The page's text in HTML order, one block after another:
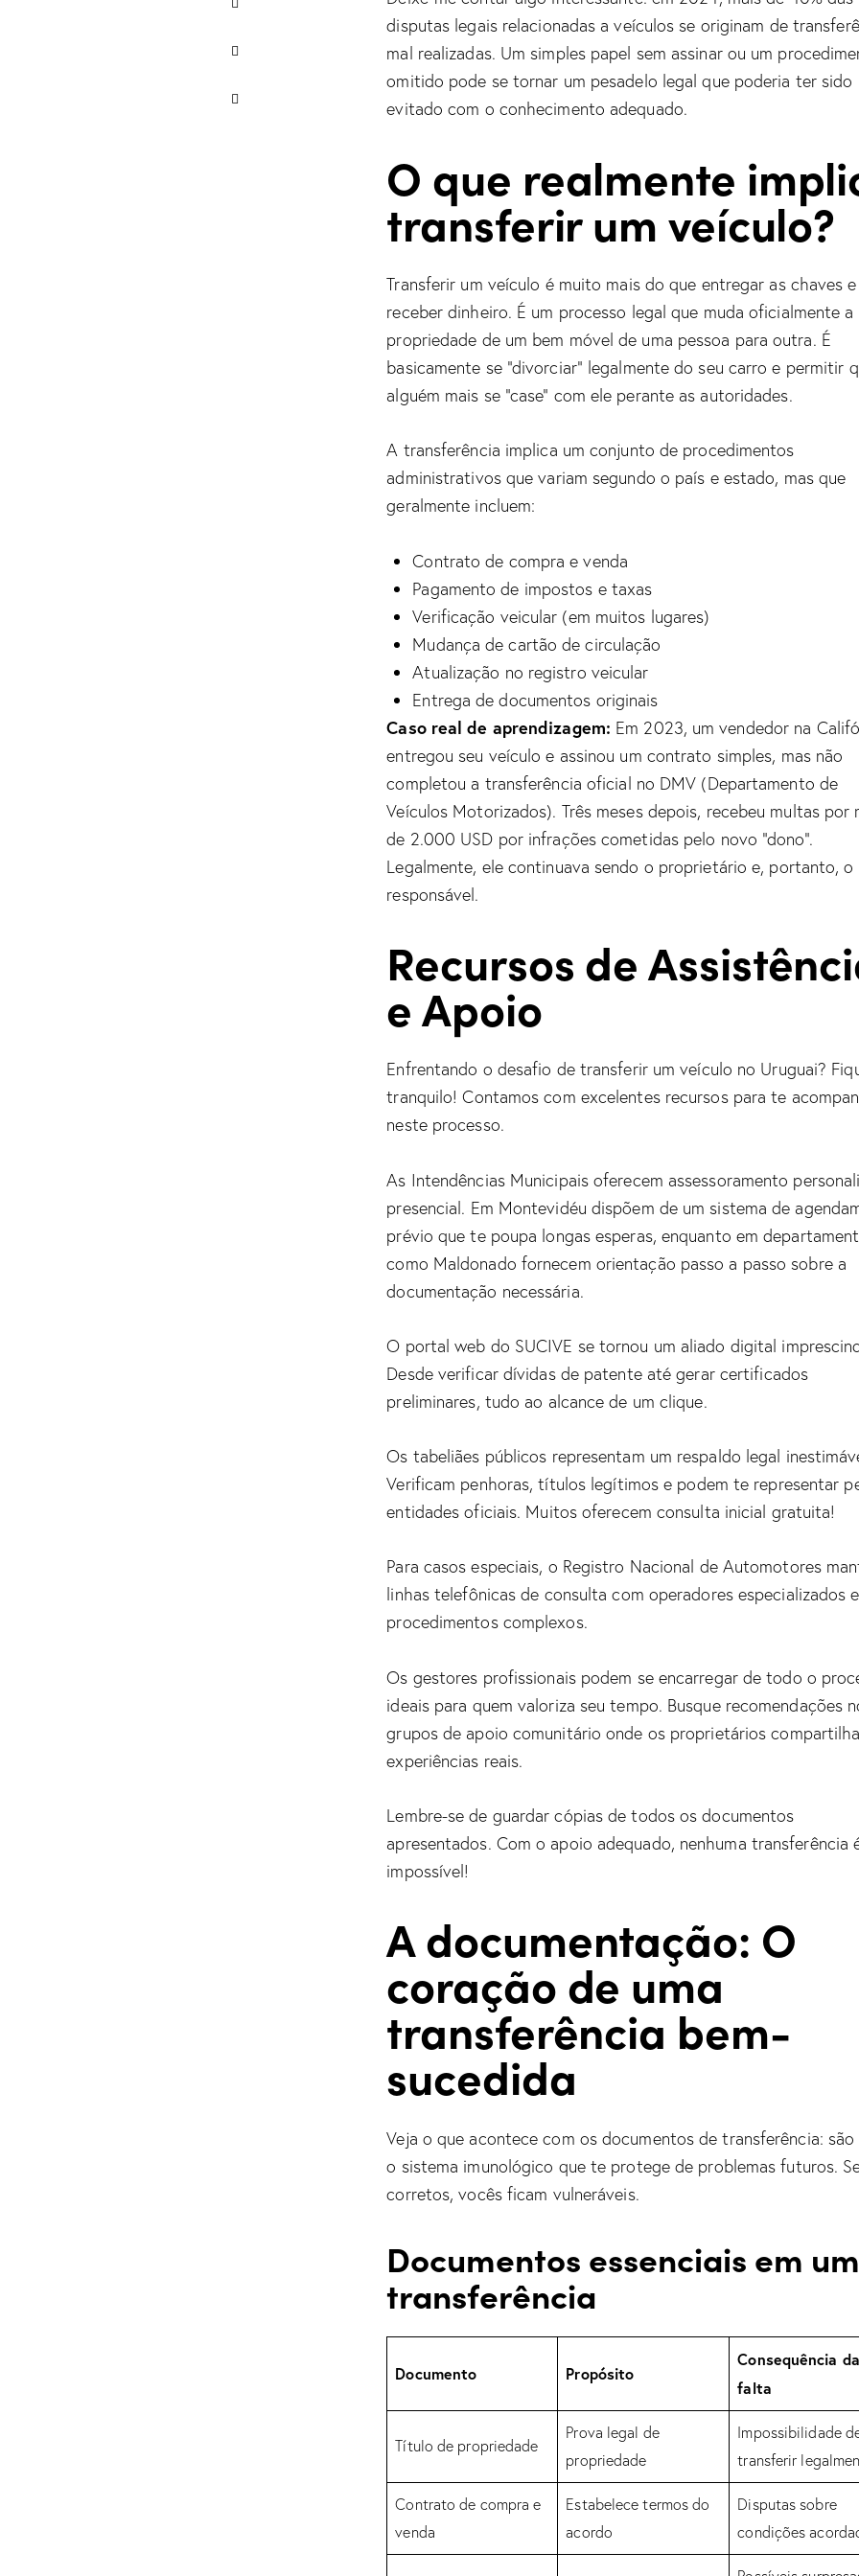
disputas legais relacionadas a veículos se originam de
mal realizadas. Um simples papel sem assinar ou um
omitido pode se tornar um pesadelo legal que poderia ter sido
evitado com o conhecimento adequado.
O que realmente
transferir um veículo?
Transferir um veículo é muito mais do que entregar as chaves e
receber dinheiro. É um processo legal que muda oficialmente a
propriedade de um bem móvel de uma pessoa para outra. É
basicamente se “divorciar” legalmente do seu carro e permitir
alguém mais se “case” com ele perante as autoridades.
A transferência implica um conjunto de procedimentos
administrativos que variam segundo o país e estado, mas que
geralmente incluem:
Contrato de compra e venda
Pagamento de impostos e taxas
Verificação veicular (em muitos lugares)
Mudança de cartão de circulação
Atualização no registro veicular
Entrega de documentos originais
Caso real de aprendizagem: Em 2023, um vendedor na
entregou seu veículo e assinou um contrato simples, mas não
completou a transferência oficial no DMV (Departamento de
Veículos Motorizados). Três meses depois, recebeu multas por
de 2.000 USD por infrações cometidas pelo novo “dono”.
Legalmente, ele continuava sendo o proprietário e, portanto, o
responsável.
Recursos de
e Apoio
Enfrentando o desafio de transferir um veículo no Uruguai?
tranquilo! Contamos com excelentes recursos para te
neste processo.
As Intendências Municipais oferecem assessoramento
presencial. Em Montevidéu dispõem de um sistema de
prévio que te poupa longas esperas, enquanto em
como Maldonado fornecem orientação passo a passo sobre a
documentação necessária.
O portal web do SUCIVE se tornou um aliado digital
Desde verificar dívidas de patente até gerar certificados
preliminares, tudo ao alcance de um clique.
Os tabeliães públicos representam um respaldo legal
Verificam penhoras, títulos legítimos e podem te representar
entidades oficiais. Muitos oferecem consulta inicial gratuita!
Para casos especiais, o Registro Nacional de Automotores
linhas telefônicas de consulta com operadores especializados
procedimentos complexos.
Os gestores profissionais podem se encarregar de todo o
ideais para quem valoriza seu tempo. Busque recomendações
grupos de apoio comunitário onde os proprietários
experiências reais.
Lembre-se de guardar cópias de todos os documentos
apresentados. Com o apoio adequado, nenhuma transferência
impossível!
A documentação: O
coração de uma
transferência bem-
sucedida
Veja o que acontece com os documentos de transferência:
o sistema imunológico que te protege de problemas futuros.
corretos, vocês ficam vulneráveis.
Documentos essenciais em
transferência
Documento Propósito
Consequência da
falta
Título de propriedade
Prova legal de
propriedade
Impossibilidade
transferir
Contrato de compra e
venda
Estabelece termos do
acordo
Disputas sobre
condições